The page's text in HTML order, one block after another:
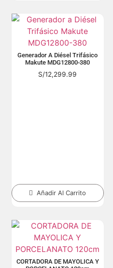
Generador A Diésel Trifásico
Makute MDG12800-380
S/12,299.99
Añadir Al Carrito
CORTADORA DE MAYOLICA Y